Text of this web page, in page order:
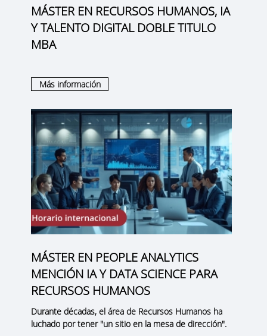
MÁSTER EN RECURSOS HUMANOS, IA
Y TALENTO DIGITAL DOBLE TITULO
MBA
Más información
MÁSTER EN PEOPLE ANALYTICS
MENCIÓN IA Y DATA SCIENCE PARA
RECURSOS HUMANOS
Durante décadas, el área de Recursos Humanos ha
luchado por tener "un sitio en la mesa de dirección".